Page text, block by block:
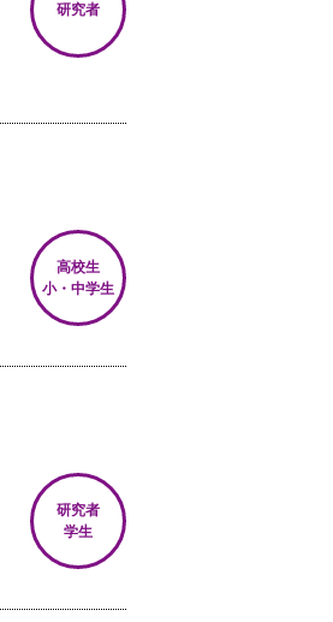
研究者
高校生
小・中学生
研究者
学生